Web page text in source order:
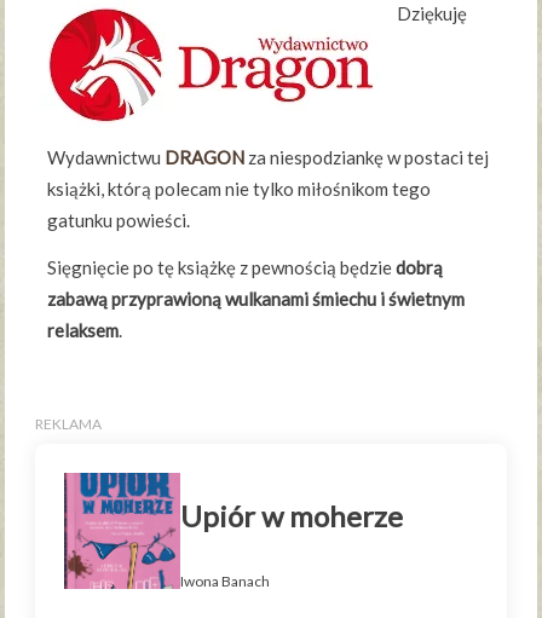
Dziękuję
Wydawnictwu DRAGON za niespodziankę w postaci tej
książki, którą polecam nie tylko miłośnikom tego
gatunku powieści.
Sięgnięcie po tę książkę z pewnością będziedobrą
zabawąprzyprawioną wulkanami śmiechu i świetnym
relaksem